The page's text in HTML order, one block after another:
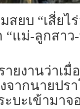
สยบ “เสี่ย
“แม่-ลูกสา
ายงานว่าเ
จากนายปร
บะเข้ามาจ